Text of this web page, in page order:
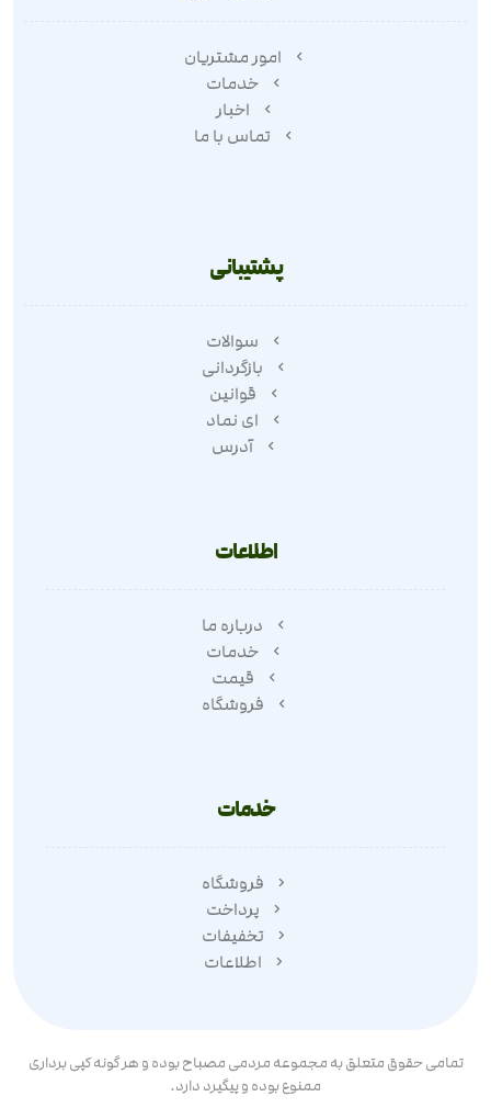
امور مشتریان
خدمات
اخبار
تماس با ما
پشتیبانی
سوالات
بازگردانی
قوانین
ای نماد
آدرس
اطلاعات
درباره ما
خدمات
قیمت
فروشگاه
خدمات
فروشگاه
پرداخت
تخفیفات
اطلاعات
تمامی حقوق متعلق به مجموعه مردمی مصباح بوده و هر گونه کپی برداری
ممنوع بوده و پیگیرد دارد.